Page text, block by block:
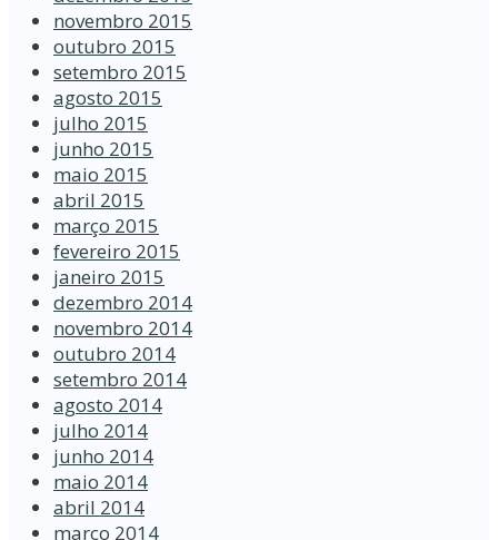
novembro 2015
outubro 2015
setembro 2015
agosto 2015
julho 2015
junho 2015
maio 2015
abril 2015
março 2015
fevereiro 2015
janeiro 2015
dezembro 2014
novembro 2014
outubro 2014
setembro 2014
agosto 2014
julho 2014
junho 2014
maio 2014
abril 2014
março 2014